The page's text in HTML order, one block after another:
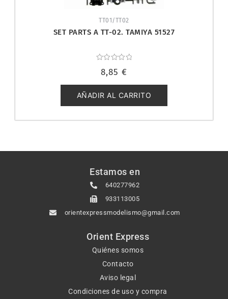
TT01/TT02
SET PARTS A TT-02. TAMIYA 51527
con
de
5
8,85 €
AÑADIR AL CARRITO
Estamos en
640277962
933113005
orientexpressmodelismo@gmail.com
Orient Express
Quiénes somos
Contacto
Aviso legal
Condiciones de uso y compra